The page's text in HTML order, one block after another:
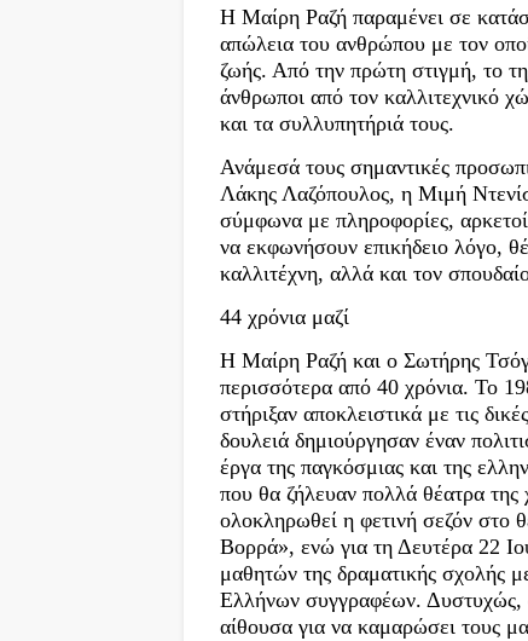
Η Μαίρη Ραζή παραμένει σε
απώλεια του ανθρώπου με τον
ζωής. Από την πρώτη στιγμή, το
άνθρωποι από τον καλλιτεχνικό
και τα συλλυπητήριά τους.
Ανάμεσά τους σημαντικές
Λάκης Λαζόπουλος, η Μιμή
σύμφωνα με πληροφορίες,
να εκφωνήσουν επικήδειο λόγο,
καλλιτέχνη, αλλά και τον
44 χρόνια μαζί
Η Μαίρη Ραζή και ο Σωτήρης
περισσότερα από 40 χρόνια. Το
στήριξαν αποκλειστικά με τις
δουλειά δημιούργησαν έναν
έργα της παγκόσμιας και της
που θα ζήλευαν πολλά θέατρα της
ολοκληρωθεί η φετινή σεζόν
Βορρά», ενώ για τη Δευτέρα 22
μαθητών της δραματικής σχολής
Ελλήνων συγγραφέων. Δυστυχώς,
αίθουσα για να καμαρώσει τους